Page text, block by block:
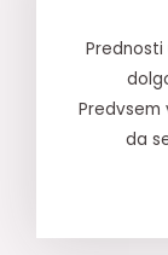
Prednosti
Predvsem
da